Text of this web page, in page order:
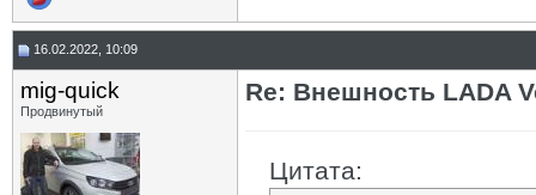
16.02.2022, 10:09
mig-quick
Продвинутый
Re: Внешность LADA
Цитата: